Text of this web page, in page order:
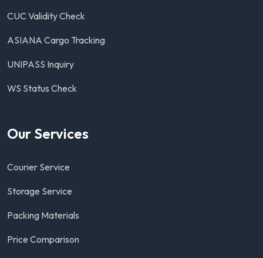
CUC Validity Check
ASIANA Cargo Tracking
UNIPASS Inquiry
WS Status Check
Our Services
Courier Service
Storage Service
Packing Materials
Price Comparison